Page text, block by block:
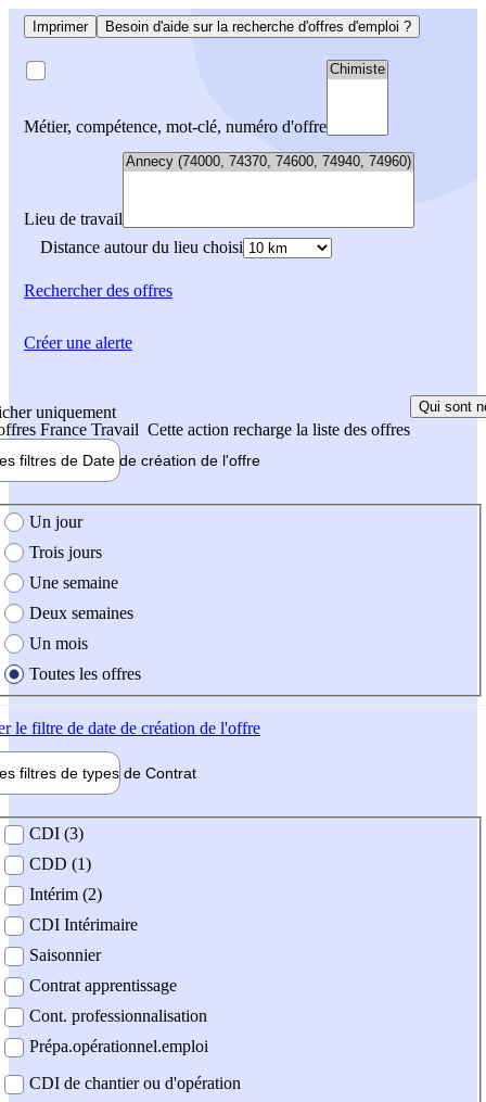
Imprimer Besoin d'aide sur la recherche d'offres d'emploi ?
Métier, compétence, mot-clé, numéro d'offre
Lieu de travail
Distance autour du lieu choisi
Rechercherdes offres
uniquement
France Travail Cette action recharge la liste des offres
Qui sont
filtres de Date de création de l'offre
création de l'offre
Un jour
Trois jours
Une semaine
Deux semaines
Un mois
Toutes les offres
le filtre de date de création de l'offre
filtres de types de Contrat
contrat
CDI (3)
CDD (1)
Intérim (2)
CDI Intérimaire
Saisonnier
Contrat apprentissage
Cont. professionnalisation
Prépa.opérationnel.emploi
CDI de chantier ou d'opération
Créer une alerte